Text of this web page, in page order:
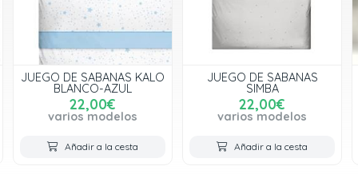
JUEGO DE SABANAS
SIMBA
22,00€
varios modelos
Añadir a la cesta
JUEGO DE SABANAS TELA
543
29,00€
varios modelos
Añadir a la cesta